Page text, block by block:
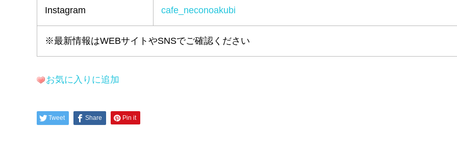
Instagram cafe_neconoakubi
※最新情報はWEBサイトやSNSでご確認ください
お気に入りに追加
Tweet Share Pin it